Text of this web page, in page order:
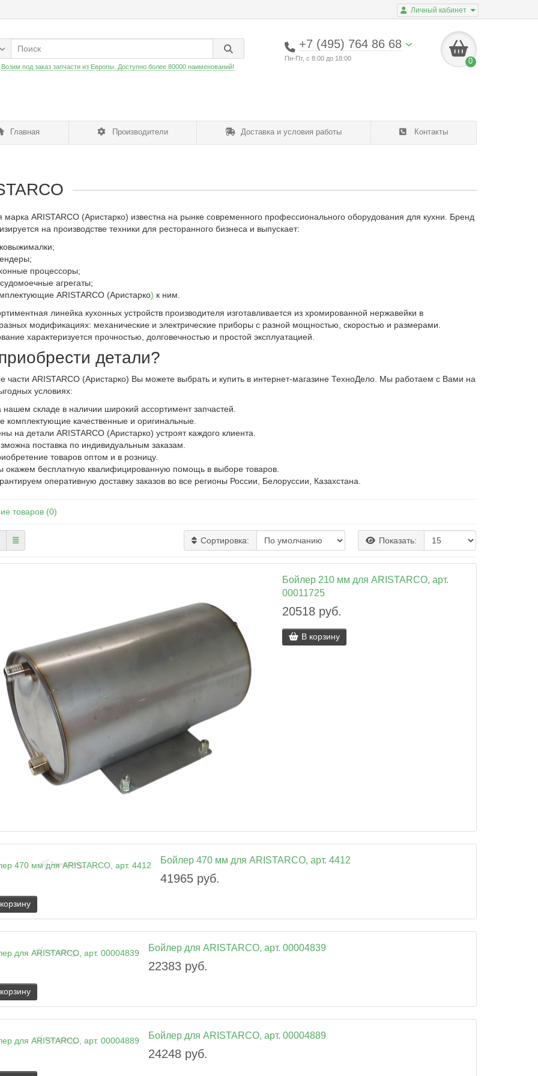
Личный кабинет
+7 (495) 764 86 68
Пн-Пт, с 8:00 до 18:00 0
Возим под заказ запчасти из Европы. Доступно более 80000 наименований!
Главная Производители Доставка и условия работы Контакты
марка ARISTARCO (Аристарко) известна на рынке современного профессионального оборудования для кухни. Бренд
на производстве техники для ресторанного бизнеса и выпускает:
процессоры;
агрегаты;
ARISTARCO (Аристарко) к ним.
линейка кухонных устройств производителя изготавливается из хромированной нержавейки в
модификациях: механические и электрические приборы с разной мощностью, скоростью и размерами.
характеризуется прочностью, долговечностью и простой эксплуатацией.
детали?
части ARISTARCO (Аристарко) Вы можете выбрать и купить в интернет-магазине ТехноДело. Мы работаем с Вами на
условиях:
нашем складе в наличии широкий ассортимент запчастей.
комплектующие качественные и оригинальные.
на детали ARISTARCO (Аристарко) устроят каждого клиента.
поставка по индивидуальным заказам.
товаров оптом и в розницу.
окажем бесплатную квалифицированную помощь в выборе товаров.
оперативную доставку заказов во все регионы России, Белоруссии, Казахстана.
товаров (0)
Сортировка: Показать:
Бойлер 210 мм для ARISTARCO, арт.
00011725
20518 руб.
В корзину
Бойлер 470 мм для ARISTARCO, арт. 4412
41965 руб.
Бойлер для ARISTARCO, арт. 00004839
22383 руб.
Бойлер для ARISTARCO, арт. 00004889
24248 руб.